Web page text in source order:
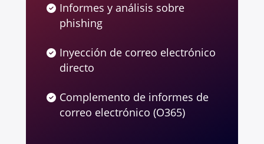
Informes y análisis sobre
phishing
Inyección de correo electrónico
directo
Complemento de informes de
correo electrónico (O365)